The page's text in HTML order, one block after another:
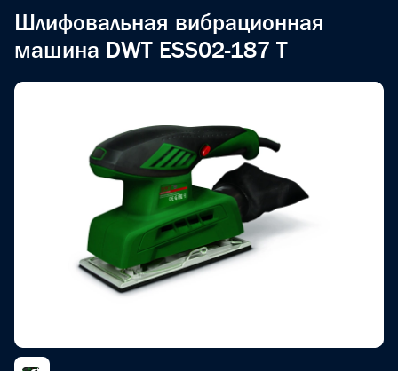
Шлифовальная вибрационная
машина DWT ESS02-187 T